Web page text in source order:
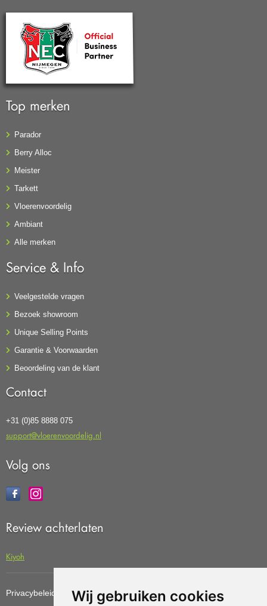
Wij gebruiken cookies
Top merken
Parador
Berry Alloc
Meister
Tarkett
Vloerenvoordelig
Ambiant
Alle merken
Service & Info
Veelgestelde vragen
Bezoek showroom
Unique Selling Points
Garantie & Voorwaarden
Beoordeling van de klant
Contact
+31 (0)85 8888 075
support@vloerenvoordelig.nl
Volg ons
Review achterlaten
Kiyoh
Privacybeleid Cookiebeleid Update cookies preferences